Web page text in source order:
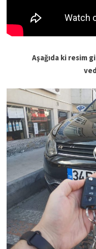
Aşağıda ki resim